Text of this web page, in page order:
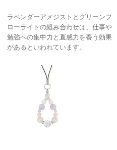
ラベンダーアメジストとグリーンフ
ローライトの組み合わせは、仕事や
勉強への集中力と直感力を養う効果
があるといわれています。